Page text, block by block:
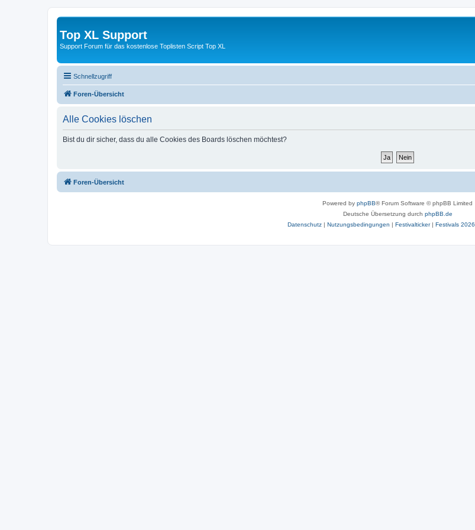
Top XL Support
Support Forum für das kostenlose Toplisten Script Top XL
Schnellzugriff
Foren-Übersicht
Alle Cookies löschen
Bist du dir sicher, dass du alle Cookies des Boards löschen möchtest?
Foren-Übersicht
Powered by phpBB® Forum Software © phpBB Limited
Deutsche Übersetzung durch phpBB.de
Datenschutz | Nutzungsbedingungen | Festivalticker| Festivals 2026